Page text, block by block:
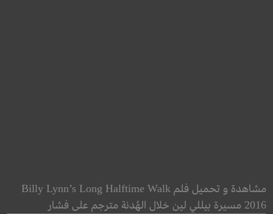
رعب● اثارة
مشاهدة و تحميل فلم Billy Lynn’s Long Halftime Walk
2016 مسيرة بيللي لين خلال الهُدنة مترجم على فشار